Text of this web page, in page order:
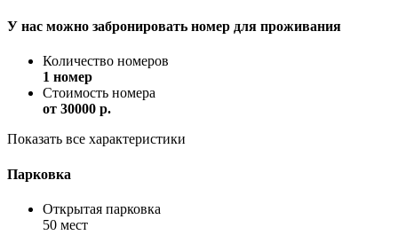
У нас можно забронировать номер для проживания
Количество номеров
1 номер
Стоимость номера
от 30000 p.
Показать все характеристики
Парковка
Открытая парковка
50 мест